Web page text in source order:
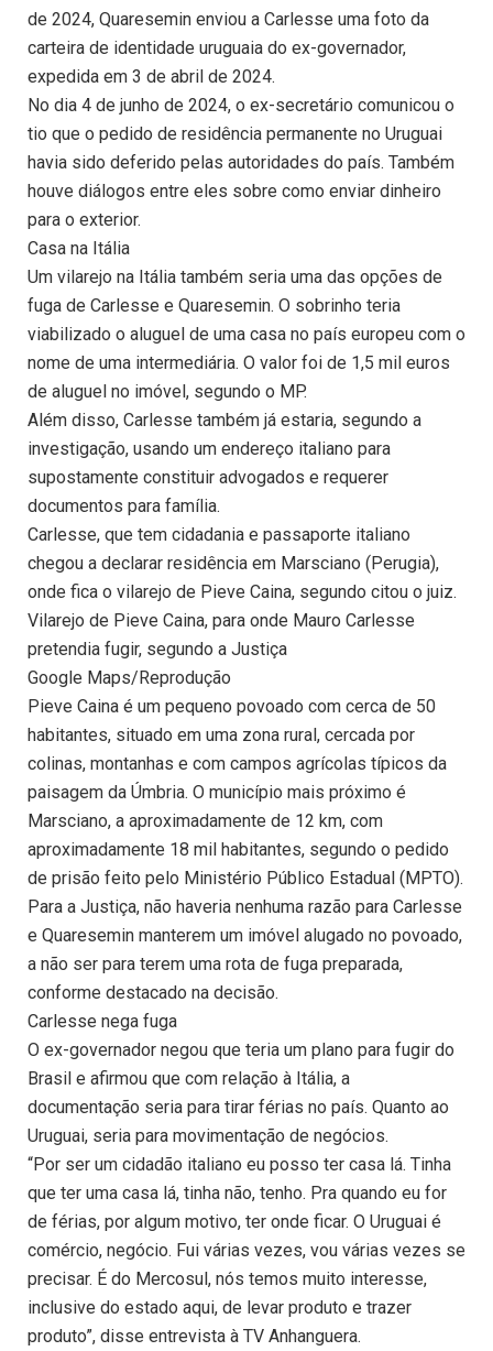
de 2024, Quaresemin enviou a Carlesse uma foto da
carteira de identidade uruguaia do ex-governador,
expedida em 3 de abril de 2024.
No dia 4 de junho de 2024, o ex-secretário comunicou o
tio que o pedido de residência permanente no Uruguai
havia sido deferido pelas autoridades do país. Também
houve diálogos entre eles sobre como enviar dinheiro
para o exterior.
Casa na Itália
Um vilarejo na Itália também seria uma das opções de
fuga de Carlesse e Quaresemin. O sobrinho teria
viabilizado o aluguel de uma casa no país europeu com o
nome de uma intermediária. O valor foi de 1,5 mil euros
de aluguel no imóvel, segundo o MP.
Além disso, Carlesse também já estaria, segundo a
investigação, usando um endereço italiano para
supostamente constituir advogados e requerer
documentos para família.
Carlesse, que tem cidadania e passaporte italiano
chegou a declarar residência em Marsciano (Perugia),
onde fica o vilarejo de Pieve Caina, segundo citou o juiz.
Vilarejo de Pieve Caina, para onde Mauro Carlesse
pretendia fugir, segundo a Justiça
Google Maps/Reprodução
Pieve Caina é um pequeno povoado com cerca de 50
habitantes, situado em uma zona rural, cercada por
colinas, montanhas e com campos agrícolas típicos da
paisagem da Úmbria. O município mais próximo é
Marsciano, a aproximadamente de 12 km, com
aproximadamente 18 mil habitantes, segundo o pedido
de prisão feito pelo Ministério Público Estadual (MPTO).
Para a Justiça, não haveria nenhuma razão para Carlesse
e Quaresemin manterem um imóvel alugado no povoado,
a não ser para terem uma rota de fuga preparada,
conforme destacado na decisão.
Carlesse nega fuga
O ex-governador negou que teria um plano para fugir do
Brasil e afirmou que com relação à Itália, a
documentação seria para tirar férias no país. Quanto ao
Uruguai, seria para movimentação de negócios.
“Por ser um cidadão italiano eu posso ter casa lá. Tinha
que ter uma casa lá, tinha não, tenho. Pra quando eu for
de férias, por algum motivo, ter onde ficar. O Uruguai é
comércio, negócio. Fui várias vezes, vou várias vezes se
precisar. É do Mercosul, nós temos muito interesse,
inclusive do estado aqui, de levar produto e trazer
produto”, disse entrevista à TV Anhanguera.